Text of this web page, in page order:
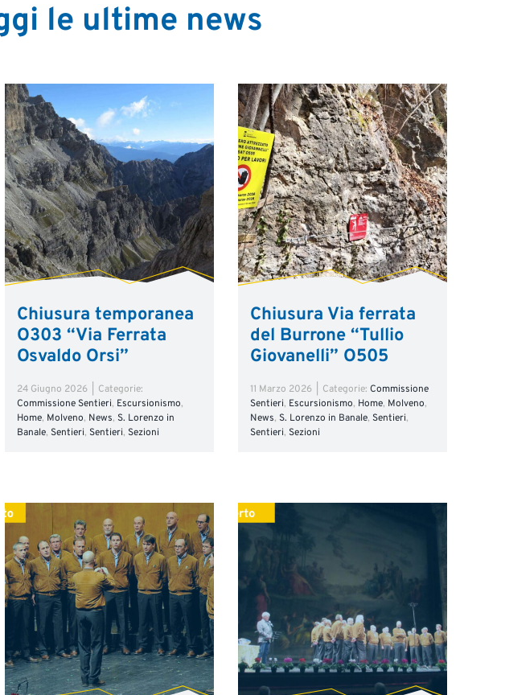
le ultime news
Chiusura temporanea
O303 “Via Ferrata
Osvaldo Orsi”
24 Giugno 2026
Categorie:
Commissione Sentieri, Escursionismo,
Home, Molveno, News, S. Lorenzo in
Banale, Sentieri, Sentieri, Sezioni
Chiusura Via ferrata
del Burrone “Tullio
Giovanelli” O505
11 Marzo 2026 Categorie: Commissione
Sentieri, Escursionismo, Home, Molveno,
News, S. Lorenzo in Banale, Sentieri,
Sentieri, Sezioni